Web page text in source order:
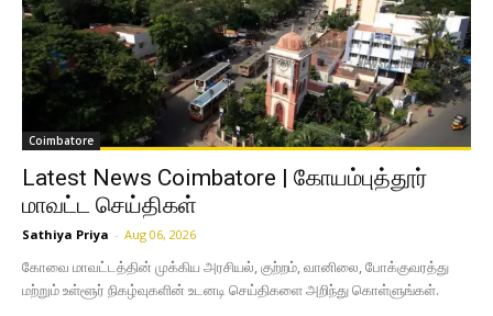
Coimbatore
Latest News Coimbatore | கோயம்புத்தூர்
மாவட்ட செய்திகள்
Sathiya Priya - Aug 06, 2026
கோவை மாவட்டத்தின் முக்கிய அரசியல், குற்றம், வானிலை, போக்குவரத்து
மற்றும் உள்ளூர் நிகழ்வுகளின் உடனடி செய்திகளை அறிந்து கொள்ளுங்கள்.